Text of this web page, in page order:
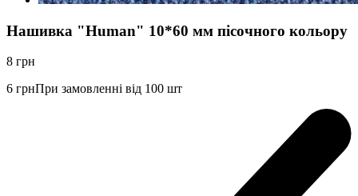
Нашивка "Human" 10*60 мм пісочного кольору
8 грн
6 грнПри замовленні від 100 шт